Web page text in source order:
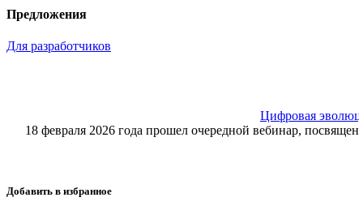
Предложения
Для разработчиков
Цифровая
18 февраля 2026 года прошел очередной вебинар,
Добавить в избранное